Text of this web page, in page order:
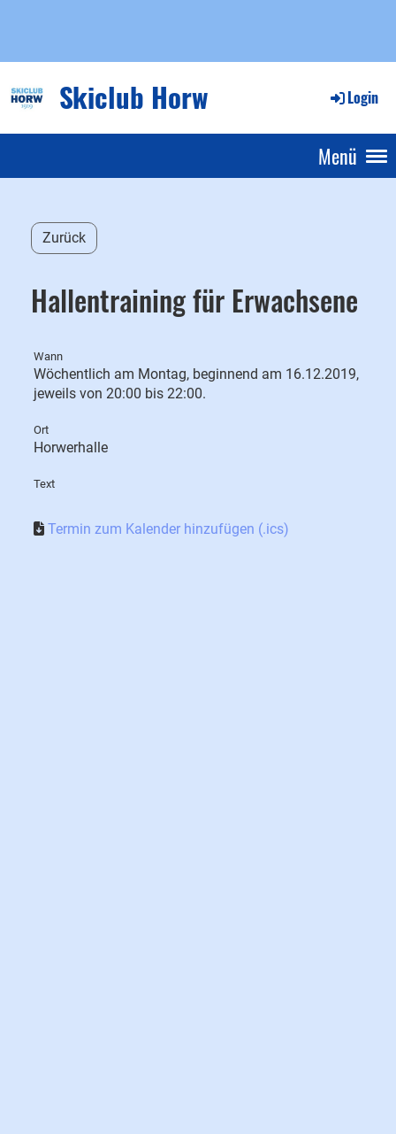
Skiclub Horw Login
Menü
Zurück
Hallentraining für Erwachsene
Wann
Wöchentlich am Montag, beginnend am 16.12.2019,
jeweils von 20:00 bis 22:00.
Ort
Horwerhalle
Text
Termin zum Kalender hinzufügen (.ics)